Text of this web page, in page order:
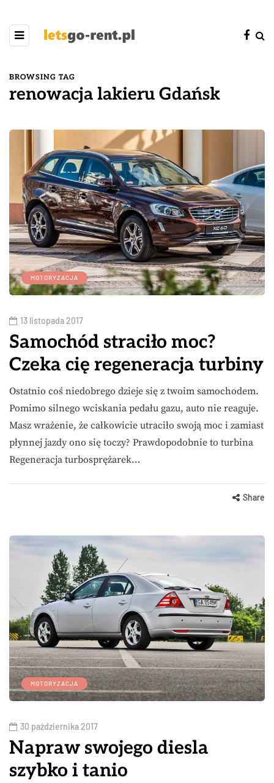
BROWSING TAG
renowacja lakieru Gdańsk
MOTORYZACJA
13 listopada 2017
Samochód straciło moc?
Czeka cię regeneracja turbiny
Ostatnio coś niedobrego dzieje się z twoim samochodem.
Pomimo silnego wciskania pedału gazu, auto nie reaguje.
Masz wrażenie, że całkowicie utraciło swoją moc i zamiast
płynnej jazdy ono się toczy? Prawdopodobnie to turbina
Regeneracja turbosprężarek…
Share
MOTORYZACJA
30 października 2017
Napraw swojego diesla
szybko i tanio